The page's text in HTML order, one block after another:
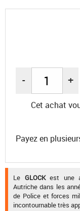
- +
Cet achat
Payez en
Le GLOCKest une
Autriche dans les
de Police et forces
incontournable très